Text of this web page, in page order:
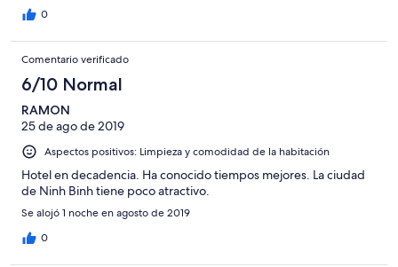
0
Comentario verificado
6/10 Normal
RAMON
25 de ago de 2019
Aspectos positivos: Limpieza y comodidad de la habitación
Hotel en decadencia. Ha conocido tiempos mejores. La ciudad
de Ninh Binh tiene poco atractivo.
Se alojó 1 noche en agosto de 2019
0